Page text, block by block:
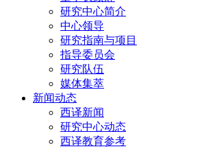
研究中心简介
中心领导
研究指南与项目
指导委员会
研究队伍
媒体集萃
新闻动态
西译新闻
研究中心动态
西译教育参考